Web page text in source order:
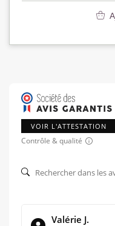
VOIR L'ATTESTATION
Contrôle & qualité
Valérie J.